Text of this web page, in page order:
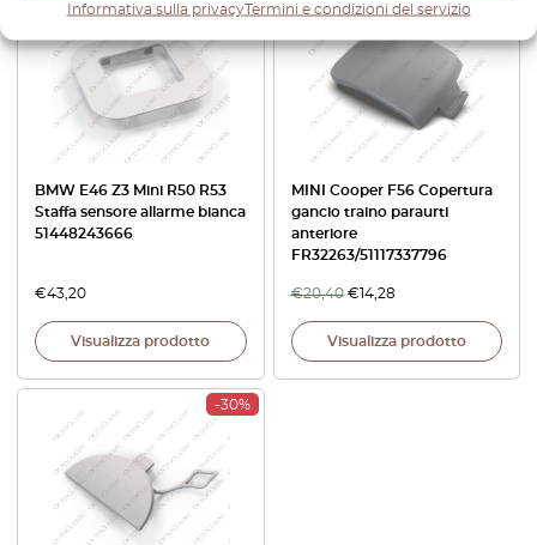
Informativa sulla privacyTermini e condizioni del servizio
BMW E46 Z3 Mini R50 R53
Staffa sensore allarme bianca
51448243666
€43,20
Visualizza prodotto
MINI Cooper F56 Copertura
gancio traino paraurti
anteriore
FR32263/51117337796
€20,40 €14,28
Visualizza prodotto
-30%